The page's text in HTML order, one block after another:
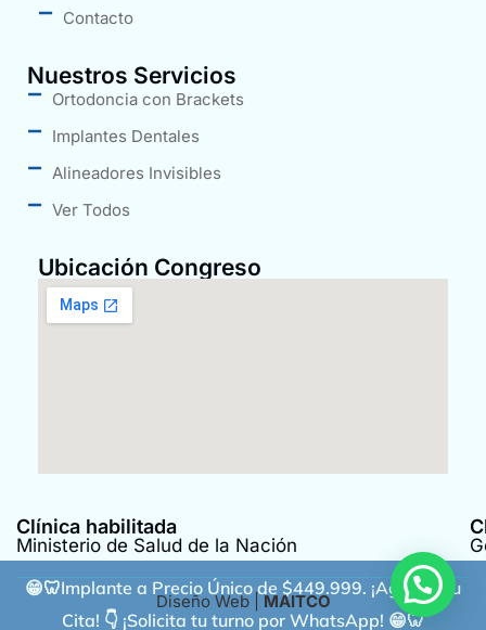
😁​🦷​​Implante a Precio Único de $449.999. ¡Agenda tu
Cita! 👇 ¡Solicita tu turno por WhatsApp! 😁​🦷​​
Contacto
Nuestros Servicios
Ortodoncia con Brackets
Implantes Dentales
Alineadores Invisibles
Ver Todos
Ubicación Congreso
Clínica habilitada
Ministerio de Salud de la Nación
Diseño Web |MAITCO